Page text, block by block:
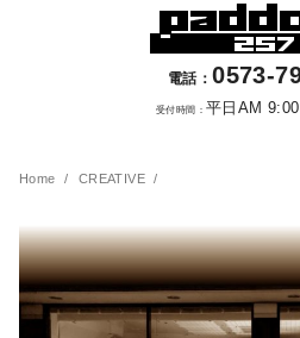
電話：0573-
受付時間：平日AM
Home CREATIVE